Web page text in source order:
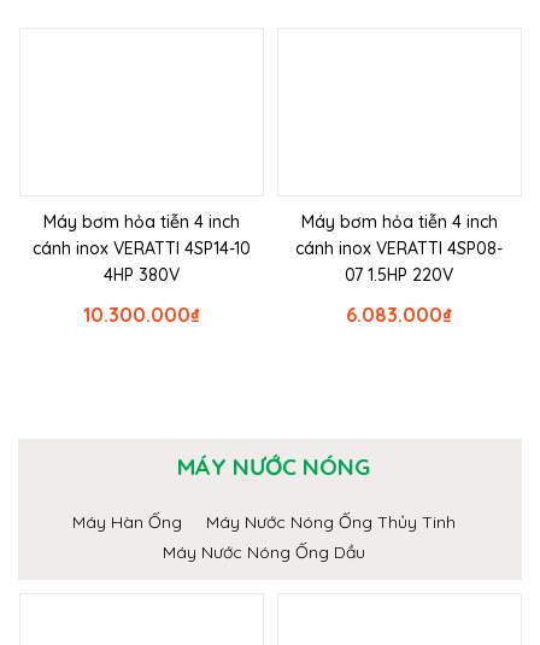
Máy bơm hỏa tiễn 4 inch
cánh inox VERATTI 4SP14-10
4HP 380V
₫
10.300.000
Máy bơm hỏa tiễn 4 inch
cánh inox VERATTI 4SP08-
07 1.5HP 220V
₫
6.083.000
MÁY NƯỚC NÓNG
Máy Hàn Ống
Máy Nước Nóng Ống Thủy Tinh
Máy Nước Nóng Ống Dầu